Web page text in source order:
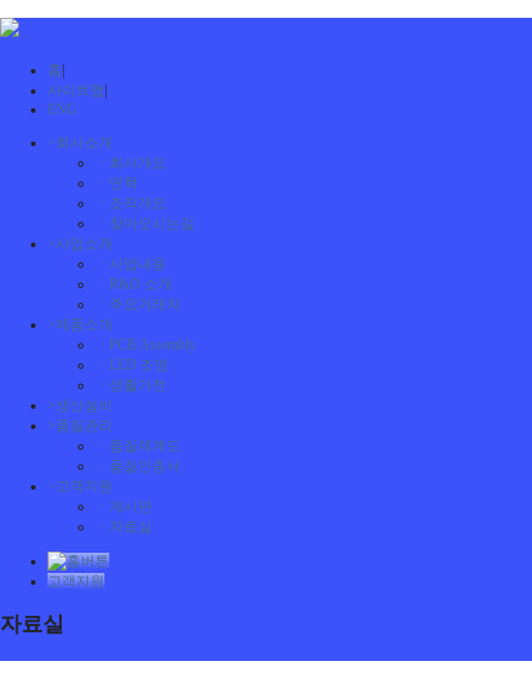
홈|
사이트맵|
ENG
>회사소개
ㆍ 회사개요
ㆍ 연혁
ㆍ 조직개요
ㆍ 찾아오시는길
>사업소개
ㆍ 사업내용
ㆍ R&D 소개
ㆍ 주요거래처
>제품소개
ㆍ PCB Assembly
ㆍ LED 조명
ㆍ 생활가전
>생산설비
>품질관리
ㆍ 품질체계도
ㆍ 품질인증서
>고객지원
ㆍ 게시판
ㆍ 자료실
고객지원
자료실